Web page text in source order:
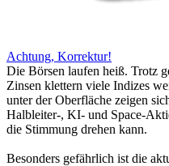
Achtung, Korrektur!
Die Börsen laufen heiß. Trotz
Zinsen klettern viele Indizes
unter der Oberfläche zeigen
Halbleiter-, KI- und Space-
die Stimmung drehen kann.
Besonders gefährlich ist die